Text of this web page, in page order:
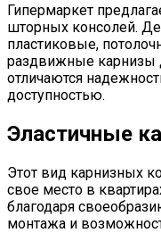
Гипермаркет
шторных консолей.
пластиковые,
раздвижные карнизы
отличаются
доступностью.
Эластичные
Этот вид карнизных
свое место в
благодаря
монтажа и